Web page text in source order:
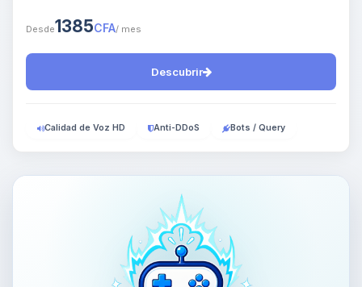
Desde1385CFA/ mes
Descubrir
Calidad de Voz HD Anti-DDoS Bots / Query